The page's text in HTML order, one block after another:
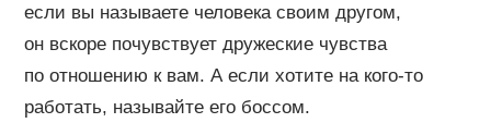
если вы называете человека своим другом,
он вскоре почувствует дружеские чувства
по отношению к вам. А если хотите на кого-то
работать, называйте его боссом.